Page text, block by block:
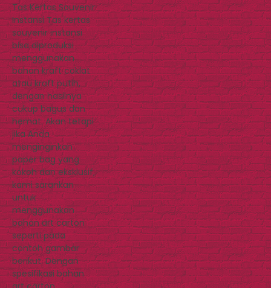
Tas Kertas Souvenir
Instansi Tas kertas
souvenir instansi
bisa diproduksi
menggunakan
bahan kraft coklat
atau kraft putih,
dengan hasilnya
cukup bagus dan
hemat. Akan tetapi
jika Anda
menginginkan
paper bag yang
kokoh dan eksklusif,
kami sarankan
untuk
menggunakan
bahan art carton
seperti pada
contoh gambar
berikut. Dengan
spesifikasi bahan